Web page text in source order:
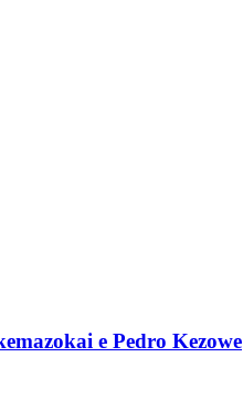
e Pedro Kezowe